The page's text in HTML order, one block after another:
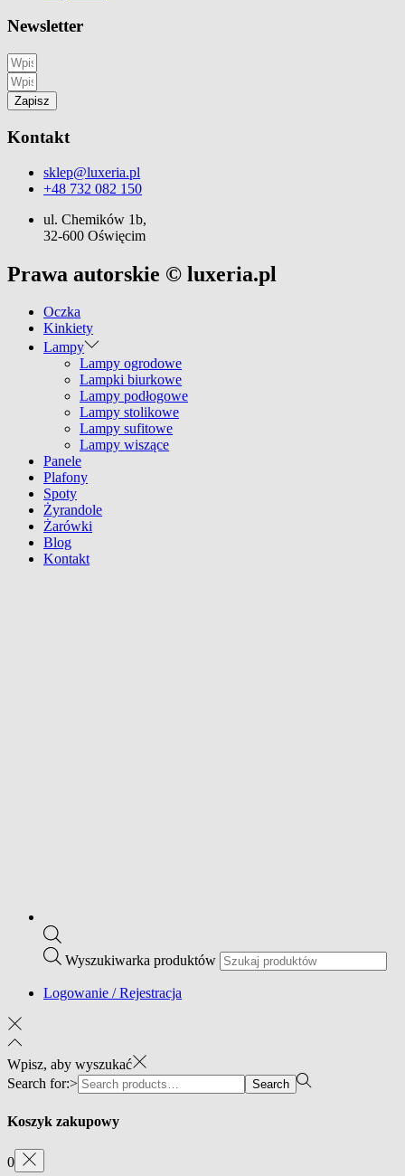
Newsletter
Zapisz
Kontakt
sklep@luxeria.pl
+48 732 082 150
ul. Chemików 1b,
32-600 Oświęcim
Prawa autorskie © luxeria.pl
Oczka
Kinkiety
Lampy
Lampy ogrodowe
Lampki biurkowe
Lampy podłogowe
Lampy stolikowe
Lampy sufitowe
Lampy wiszące
Panele
Plafony
Spoty
Żyrandole
Żarówki
Blog
Kontakt
Wyszukiwarka produktów
Logowanie / Rejestracja
Wpisz, aby wyszukać
Search for:>
Search
Koszyk zakupowy
0